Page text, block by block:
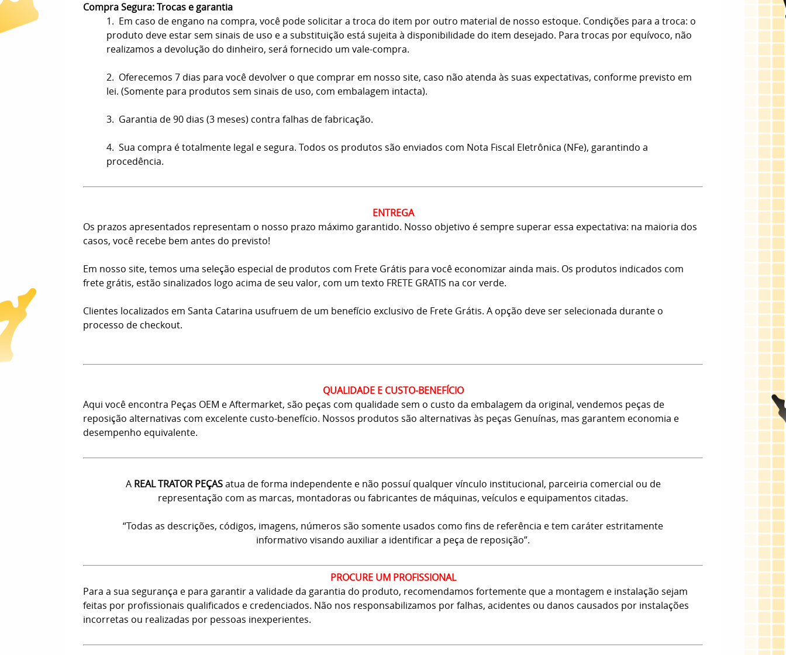
Compra Segura: Trocas e garantia
1. Em caso de engano na compra, você pode solicitar a troca do item por outro material de nosso estoque. Condições para a troca: o
produto deve estar sem sinais de uso e a substituição está sujeita à disponibilidade do item desejado. Para trocas por equívoco, não
realizamos a devolução do dinheiro, será fornecido um vale-compra.
2. Oferecemos 7 dias para você devolver o que comprar em nosso site, caso não atenda às suas expectativas, conforme previsto em
lei. (Somente para produtos sem sinais de uso, com embalagem intacta).
3. Garantia de 90 dias (3 meses) contra falhas de fabricação.
4. Sua compra é totalmente legal e segura. Todos os produtos são enviados com Nota Fiscal Eletrônica (NFe), garantindo a
procedência.
ENTREGA
Os prazos apresentados representam o nosso prazo máximo garantido. Nosso objetivo é sempre superar essa expectativa: na maioria dos
casos, você recebe bem antes do previsto!
Em nosso site, temos uma seleção especial de produtos com Frete Grátis para você economizar ainda mais. Os produtos indicados com
frete grátis, estão sinalizados logo acima de seu valor, com um texto FRETE GRATIS na cor verde.
Clientes localizados em Santa Catarina usufruem de um benefício exclusivo de Frete Grátis. A opção deve ser selecionada durante o
processo de checkout.
QUALIDADE E CUSTO-BENEFÍCIO
Aqui você encontra Peças OEM e Aftermarket, são peças com qualidade sem o custo da embalagem da original, vendemos peças de
reposição alternativas com excelente custo-benefício. Nossos produtos são alternativas às peças Genuínas, mas garantem economia e
desempenho equivalente.
A REAL TRATOR PEÇASatua de forma independente e não possuí qualquer vínculo institucional, parceiria comercial ou de
representação com as marcas, montadoras ou fabricantes de máquinas, veículos e equipamentos citadas.
“Todas as descrições, códigos, imagens, números são somente usados como fins de referência e tem caráter estritamente
informativo visando auxiliar a identificar a peça de reposição”.
PROCURE UM PROFISSIONAL
Para a sua segurança e para garantir a validade da garantia do produto, recomendamos fortemente que a montagem e instalação sejam
feitas por profissionais qualificados e credenciados. Não nos responsabilizamos por falhas, acidentes ou danos causados por instalações
incorretas ou realizadas por pessoas inexperientes.